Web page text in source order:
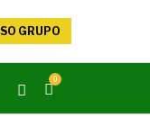
GRUPO
0